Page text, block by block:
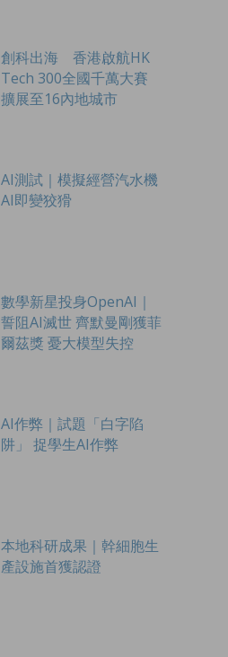
創科出海 香港啟航HK
Tech 300全國千萬大賽
擴展至16內地城市
AI測試｜模擬經營汽水機
AI即變狡猾
數學新星投身OpenAI｜
誓阻AI滅世 齊默曼剛獲菲
爾茲獎 憂大模型失控
AI作弊｜試題「白字陷
阱」 捉學生AI作弊
本地科研成果｜幹細胞生
產設施首獲認證